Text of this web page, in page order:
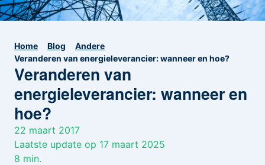
Home Blog
Andere
Veranderen van energieleverancier: wanneer en hoe?
Veranderen van
energieleverancier: wanneer en
hoe?
22 maart 2017
Laatste update op 17 maart 2025
8 min.